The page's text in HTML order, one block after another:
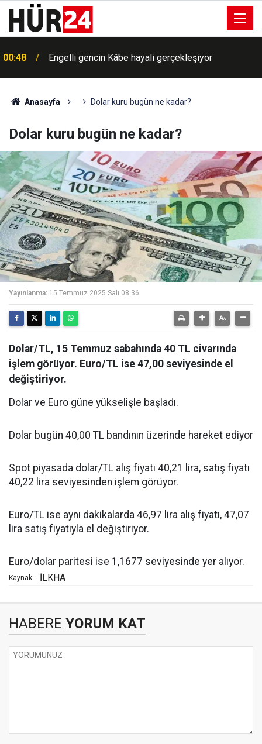
00:48 Engelli gencin Kâbe hayali gerçekleşiyor
Anasayfa Dolar kuru bugün ne kadar?
Dolar kuru bugün ne kadar?
Yayınlanma: 15 Temmuz 2025 Salı 08:36
Dolar/TL, 15 Temmuz sabahında 40 TL civarında
işlem görüyor. Euro/TL ise 47,00 seviyesinde el
değiştiriyor.
Dolar ve Euro güne yükselişle başladı.
Dolar bugün 40,00 TL bandının üzerinde hareket ediyor
Spot piyasada dolar/TL alış fiyatı 40,21 lira, satış fiyatı
40,22 lira seviyesinden işlem görüyor.
Euro/TL ise aynı dakikalarda 46,97 lira alış fiyatı, 47,07
lira satış fiyatıyla el değiştiriyor.
Euro/dolar paritesi ise 1,1677 seviyesinde yer alıyor.
Kaynak: İLKHA
HABERE YORUM KAT